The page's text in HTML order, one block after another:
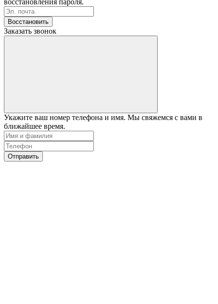
Восстановить
Заказать звонок
Укажите ваш номер телефона и имя. Мы свяжемся с вами в
ближайшее время.
Отправить